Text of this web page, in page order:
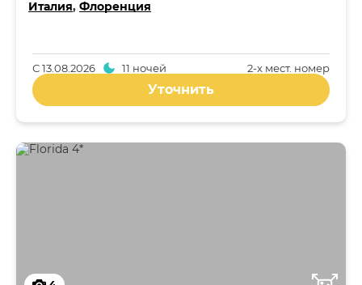
Италия, Флоренция
2-x мест. номер
С13.08.2026 11 ночей
Уточнить